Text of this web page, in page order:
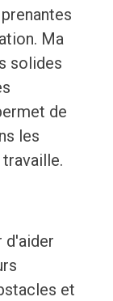
Ma
solides
de
les
d'aider
et